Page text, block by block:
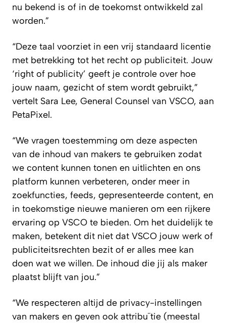
nu bekend is of in de toekomst ontwikkeld zal
worden.”
“Deze taal voorziet in een vrij standaard licentie
met betrekking tot het recht op publiciteit. Jouw
‘right of publicity’ geeft je controle over hoe
jouw naam, gezicht of stem wordt gebruikt,”
vertelt Sara Lee, General Counsel van VSCO, aan
PetaPixel.
“We vragen toestemming om deze aspecten
van de inhoud van makers te gebruiken zodat
we content kunnen tonen en uitlichten en ons
platform kunnen verbeteren, onder meer in
zoekfuncties, feeds, gepresenteerde content, en
in toekomstige nieuwe manieren om een rijkere
ervaring op VSCO te bieden. Om het duidelijk te
maken, betekent dit niet dat VSCO jouw werk of
publiciteitsrechten bezit of er alles mee kan
doen wat we willen. De inhoud die jij als maker
plaatst blijft van jou.”
“We respecteren altijd de privacy-instellingen
van makers en geven ook attribu¨tie (meestal